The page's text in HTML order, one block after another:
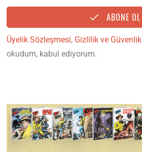
ABONE OL
Üyelik Sözleşmesi, Gizlilik ve
okudum, kabul ediyorum.